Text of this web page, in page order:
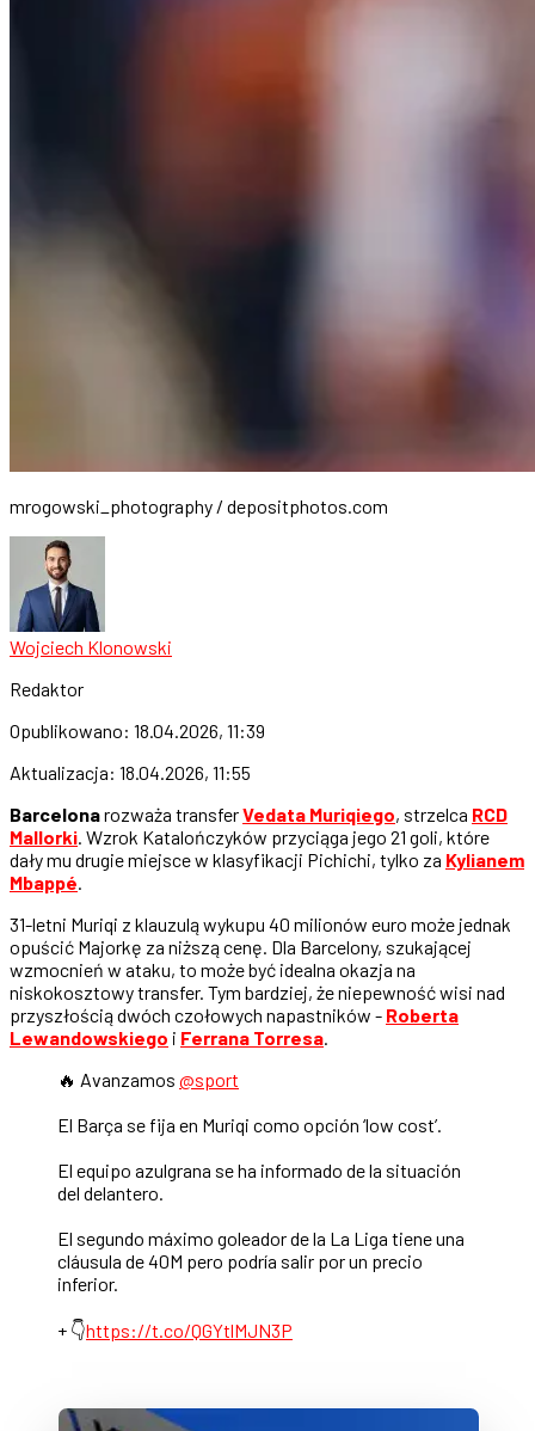
mrogowski_photography / depositphotos.com
Wojciech Klonowski
Redaktor
Opublikowano: 18.04.2026, 11:39
Aktualizacja: 18.04.2026, 11:55
Barcelonarozważa transferVedata Muriqiego, strzelca RCD
Mallorki. Wzrok Katalończyków przyciąga jego 21 goli, które
dały mu drugie miejsce w klasyfikacji Pichichi, tylko za Kylianem
Mbappé.
31-letni Muriqi z klauzulą wykupu 40 milionów euro może jednak
opuścić Majorkę za niższą cenę. Dla Barcelony, szukającej
wzmocnień w ataku, to może być idealna okazja na
niskokosztowy transfer. Tym bardziej, że niepewność wisi nad
przyszłością dwóch czołowych napastników - Roberta
Lewandowskiego i Ferrana Torresa.
🔥 Avanzamos @sport
El Barça se fija en Muriqi como opción ‘low cost’.
El equipo azulgrana se ha informado de la situación
del delantero.
El segundo máximo goleador de la La Liga tiene una
cláusula de 40M pero podría salir por un precio
inferior.
+ 👇https://t.co/QGYtlMJN3P